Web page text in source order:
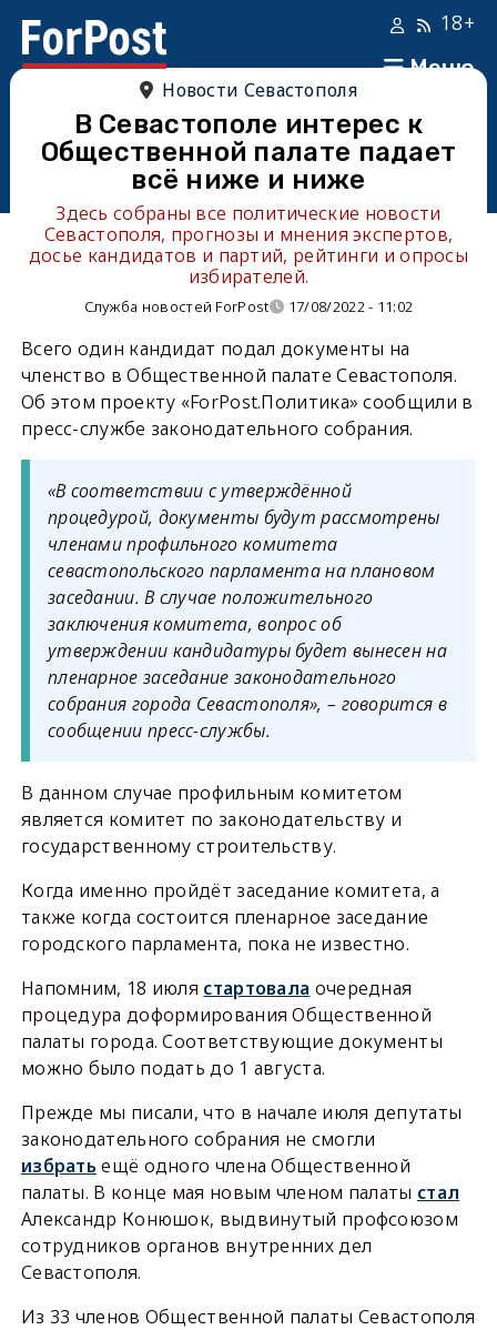
Меню
18+
Новости Севастополя
В Севастополе интерес к
Общественной палате падает
всё ниже и ниже
Здесь собраны все политические новости
Севастополя, прогнозы и мнения экспертов,
досье кандидатов и партий, рейтинги и опросы
избирателей.
Служба новостей ForPost 17/08/2022 - 11:02
Всего один кандидат подал документы на
членство в Общественной палате Севастополя.
Об этом проекту «ForPost.Политика» сообщили в
пресс-службе законодательного собрания.
«В соответствии с утверждённой
процедурой, документы будут рассмотрены
членами профильного комитета
севастопольского парламента на плановом
заседании. В случае положительного
заключения комитета, вопрос об
утверждении кандидатуры будет вынесен на
пленарное заседание законодательного
собрания города Севастополя», – говорится в
сообщении пресс-службы.
В данном случае профильным комитетом
является комитет по законодательству и
государственному строительству.
Когда именно пройдёт заседание комитета, а
также когда состоится пленарное заседание
городского парламента, пока не известно.
Напомним, 18 июля стартовала очередная
процедура доформирования Общественной
палаты города. Соответствующие документы
можно было подать до 1 августа.
Прежде мы писали, что в начале июля депутаты
законодательного собрания не смогли
избрать ещё одного члена Общественной
палаты. В конце мая новым членом палаты стал
Александр Конюшок, выдвинутый профсоюзом
сотрудников органов внутренних дел
Севастополя.
Из 33 членов Общественной палаты Севастополя